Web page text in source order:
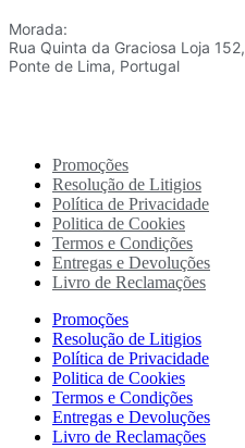
Morada:
Rua Quinta da Graciosa Loja 152,
Ponte de Lima, Portugal
Promoções
Resolução de Litigios
Política de Privacidade
Politica de Cookies
Termos e Condições
Entregas e Devoluções
Livro de Reclamações
Promoções
Resolução de Litigios
Política de Privacidade
Politica de Cookies
Termos e Condições
Entregas e Devoluções
Livro de Reclamações